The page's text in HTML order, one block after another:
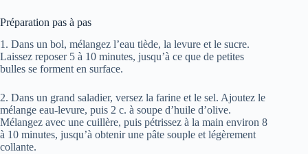
Préparation pas à pas
1. Dans un bol, mélangez l’eau tiède, la levure et le sucre.
Laissez reposer 5 à 10 minutes, jusqu’à ce que de petites
bulles se forment en surface.
2. Dans un grand saladier, versez la farine et le sel. Ajoutez le
mélange eau-levure, puis 2 c. à soupe d’huile d’olive.
Mélangez avec une cuillère, puis pétrissez à la main environ 8
à 10 minutes, jusqu’à obtenir une pâte souple et légèrement
collante.